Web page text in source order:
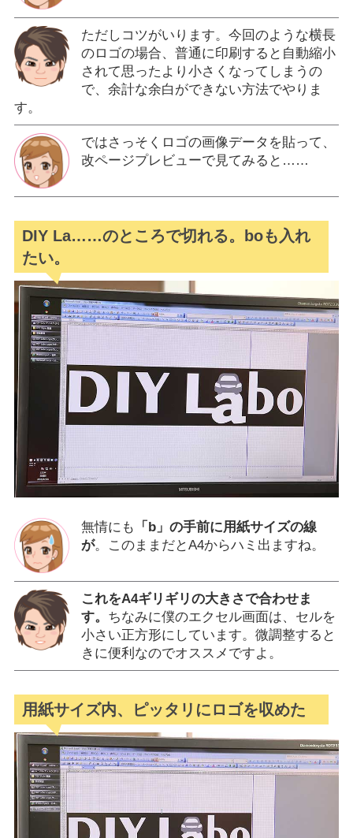
ただしコツがいります。今回のような横長
のロゴの場合、普通に印刷すると自動縮小
されて思ったより小さくなってしまうの
で、余計な余白ができない方法でやりま
す。
ではさっそくロゴの画像データを貼って、
改ページプレビューで見てみると……
DIY La……のところで切れる。boも入れ
たい。
無情にも
「b」の手前に用紙サイズの線
が。このままだとA4からハミ出ますね。
これをA4ギリギリの大きさで合わせま
す。 ちなみに僕のエクセル画面は、セルを
小さい正方形にしています。微調整すると
きに便利なのでオススメですよ。
用紙サイズ内、ピッタリにロゴを収めた